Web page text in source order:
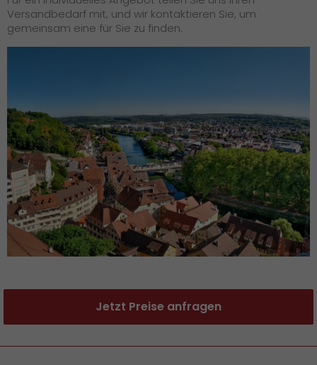
Versandbedarf mit, und wir kontaktieren Sie, um
gemeinsam eine für Sie zu finden.
Jetzt Preise anfragen